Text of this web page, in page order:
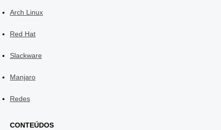
Arch Linux
Red Hat
Slackware
Manjaro
Redes
CONTEÚDOS